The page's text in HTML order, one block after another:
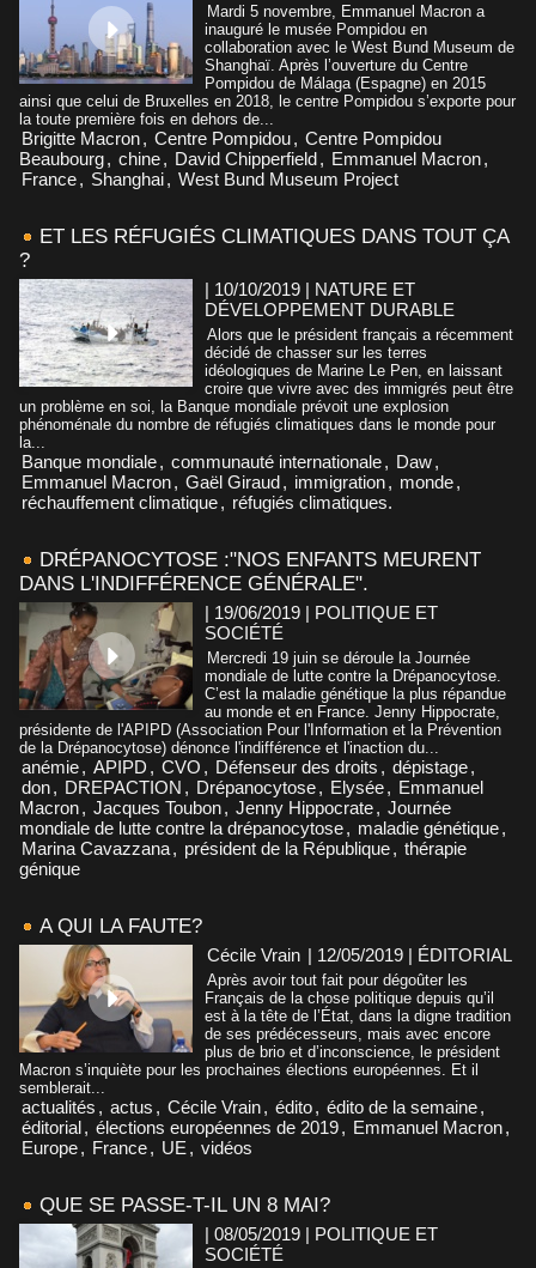
Mardi 5 novembre, Emmanuel Macron a
inauguré le musée Pompidou en
collaboration avec le West Bund Museum de
Shanghaï. Après l’ouverture du Centre
Pompidou de Málaga (Espagne) en 2015
ainsi que celui de Bruxelles en 2018, le centre Pompidou s’exporte pour
la toute première fois en dehors de...
Brigitte Macron, Centre Pompidou, Centre Pompidou
Beaubourg, chine, David Chipperfield, Emmanuel Macron,
France, Shanghai, West Bund Museum Project
ET LES RÉFUGIÉS CLIMATIQUES DANS TOUT ÇA
?
| 10/10/2019 | NATURE ET
DÉVELOPPEMENT DURABLE
Alors que le président français a récemment
décidé de chasser sur les terres
idéologiques de Marine Le Pen, en laissant
croire que vivre avec des immigrés peut être
un problème en soi, la Banque mondiale prévoit une explosion
phénoménale du nombre de réfugiés climatiques dans le monde pour
la...
Banque mondiale, communauté internationale, Daw,
Emmanuel Macron, Gaël Giraud, immigration, monde,
réchauffement climatique, réfugiés climatiques.
DRÉPANOCYTOSE :"NOS ENFANTS MEURENT
DANS L'INDIFFÉRENCE GÉNÉRALE".
| 19/06/2019 | POLITIQUE ET
SOCIÉTÉ
Mercredi 19 juin se déroule la Journée
mondiale de lutte contre la Drépanocytose.
C’est la maladie génétique la plus répandue
au monde et en France. Jenny Hippocrate,
présidente de l'APIPD (Association Pour l'Information et la Prévention
de la Drépanocytose) dénonce l'indifférence et l'inaction du...
anémie, APIPD , CVO , Défenseur des droits , dépistage,
don, DREPACTION , Drépanocytose, Elysée, Emmanuel
Macron, Jacques Toubon, Jenny Hippocrate, Journée
mondiale de lutte contre la drépanocytose, maladie génétique,
Marina Cavazzana, président de la République, thérapie
génique
A QUI LA FAUTE?
Cécile Vrain | 12/05/2019 | ÉDITORIAL
Après avoir tout fait pour dégoûter les
Français de la chose politique depuis qu’il
est à la tête de l’État, dans la digne tradition
de ses prédécesseurs, mais avec encore
plus de brio et d’inconscience, le président
Macron s’inquiète pour les prochaines élections européennes. Et il
semblerait...
actualités , actus , Cécile Vrain, édito, édito de la semaine,
éditorial, élections européennes de 2019, Emmanuel Macron,
Europe, France, UE , vidéos
QUE SE PASSE-T-IL UN 8 MAI?
| 08/05/2019 | POLITIQUE ET
SOCIÉTÉ